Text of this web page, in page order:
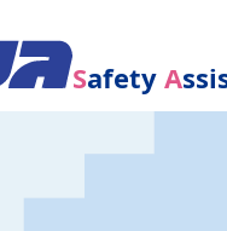
Safety A